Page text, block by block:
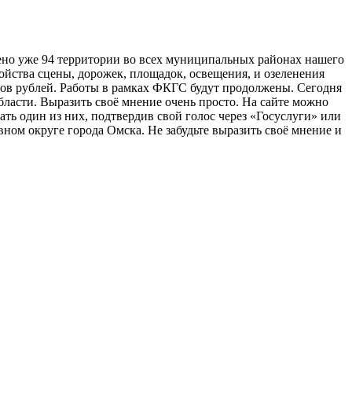
уже 94 территории во всех муниципальных районах нашего
сцены, дорожек, площадок, освещения, и озеленения
рублей. Работы в рамках ФКГС будут продолжены. Сегодня
Выразить своё мнение очень просто. На сайте можно
один из них, подтвердив свой голос через «Госуслуги» или
округе города Омска. Не забудьте выразить своё мнение и